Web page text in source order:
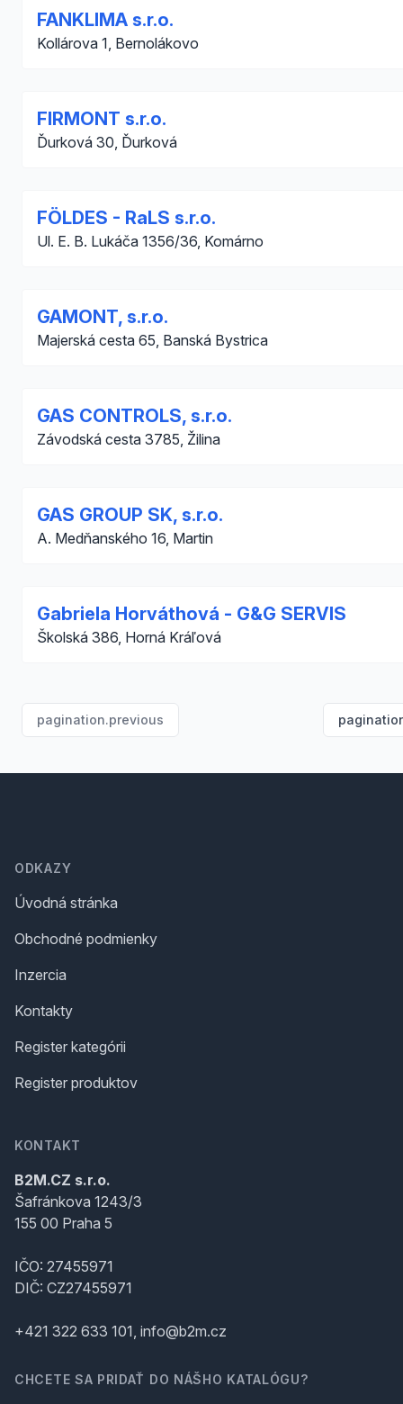
FANKLIMA s.r.o.
Kollárova 1, Bernolákovo
FIRMONT s.r.o.
Ďurková 30, Ďurková
FÖLDES - RaLS s.r.o.
Ul. E. B. Lukáča 1356/36, Komárno
GAMONT, s.r.o.
Majerská cesta 65, Banská Bystrica
GAS CONTROLS, s.r.o.
Závodská cesta 3785, Žilina
GAS GROUP SK, s.r.o.
A. Medňanského 16, Martin
Gabriela Horváthová - G&G SERVIS
Školská 386, Horná Kráľová
pagination.previous
ODKAZY
Úvodná stránka
Obchodné podmienky
Inzercia
Kontakty
Register kategórii
Register produktov
KONTAKT
B2M.CZ s.r.o.
Šafránkova 1243/3
155 00 Praha 5
IČO: 27455971
DIČ: CZ27455971
+421 322 633 101, info@b2m.cz
CHCETE SA PRIDAŤ DO NÁŠHO KATALÓGU?